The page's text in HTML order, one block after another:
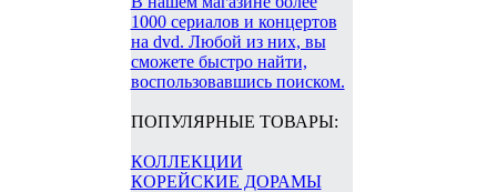
1000 сериалов и концертов
на dvd. Любой из них, вы
сможете быстро найти,
воспользовавшись поиском.
ПОПУЛЯРНЫЕ ТОВАРЫ:
КОЛЛЕКЦИИ
КОРЕЙСКИЕ ДОРАМЫ